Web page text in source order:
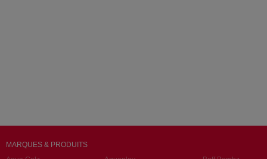
MARQUES & PRODUITS